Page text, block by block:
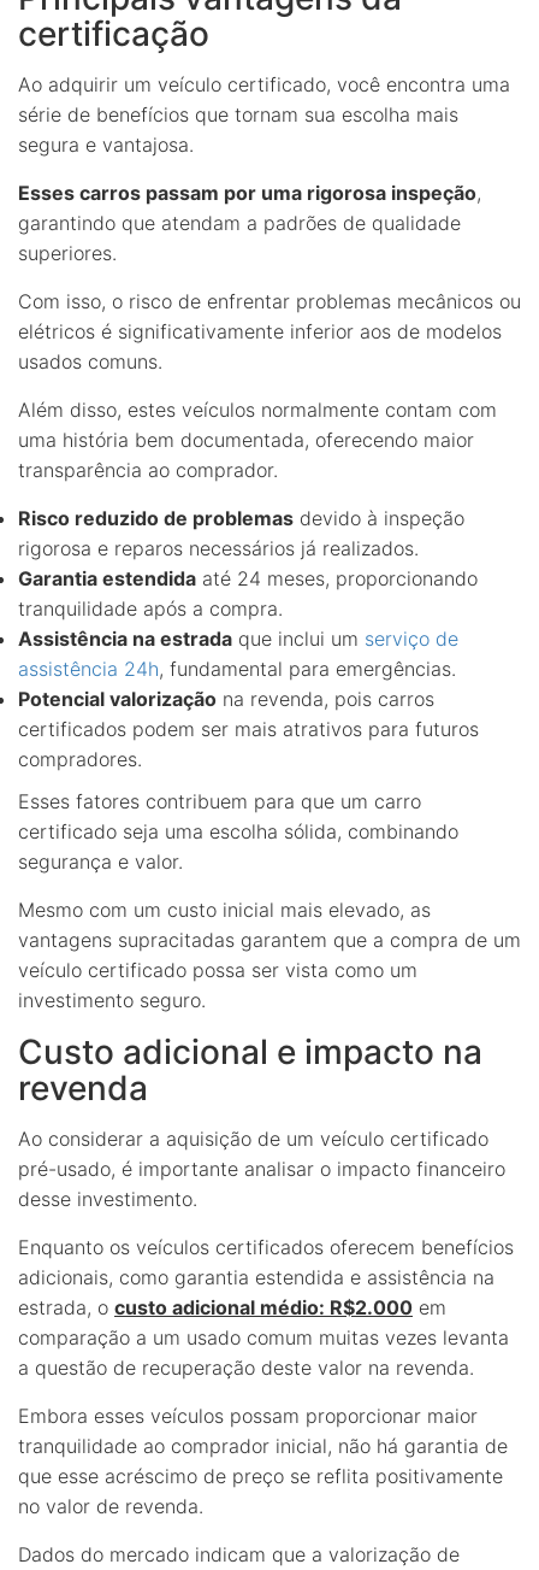
certificação
Ao adquirir um veículo certificado, você encontra uma
série de benefícios que tornam sua escolha mais
segura e vantajosa.
Esses carros passam por uma rigorosa inspeção,
garantindo que atendam a padrões de qualidade
superiores.
Com isso, o risco de enfrentar problemas mecânicos ou
elétricos é significativamente inferior aos de modelos
usados comuns.
Além disso, estes veículos normalmente contam com
uma história bem documentada, oferecendo maior
transparência ao comprador.
Risco reduzido de problemas devido à inspeção
rigorosa e reparos necessários já realizados.
Garantia estendida até 24 meses, proporcionando
tranquilidade após a compra.
Assistência na estrada que inclui um serviço de
assistência 24h, fundamental para emergências.
Potencial valorização na revenda, pois carros
certificados podem ser mais atrativos para futuros
compradores.
Esses fatores contribuem para que um carro
certificado seja uma escolha sólida, combinando
segurança e valor.
Mesmo com um custo inicial mais elevado, as
vantagens supracitadas garantem que a compra de um
veículo certificado possa ser vista como um
investimento seguro.
Custo adicional e impacto na
revenda
Ao considerar a aquisição de um veículo certificado
pré-usado, é importante analisar o impacto financeiro
desse investimento.
Enquanto os veículos certificados oferecem benefícios
adicionais, como garantia estendida e assistência na
estrada, o custo adicional médio: R$2.000 em
comparação a um usado comum muitas vezes levanta
a questão de recuperação deste valor na revenda.
Embora esses veículos possam proporcionar maior
tranquilidade ao comprador inicial, não há garantia de
que esse acréscimo de preço se reflita positivamente
no valor de revenda.
Dados do mercado indicam que a valorização de